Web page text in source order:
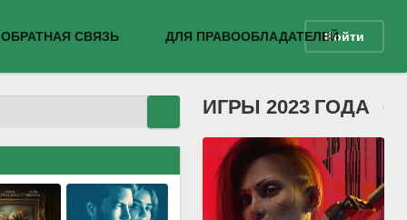
ОБРАТНАЯ СВЯЗЬ ДЛЯ ПРАВООБЛАДАТЕЛЕЙВойти
ИГРЫ 2023 ГОДА